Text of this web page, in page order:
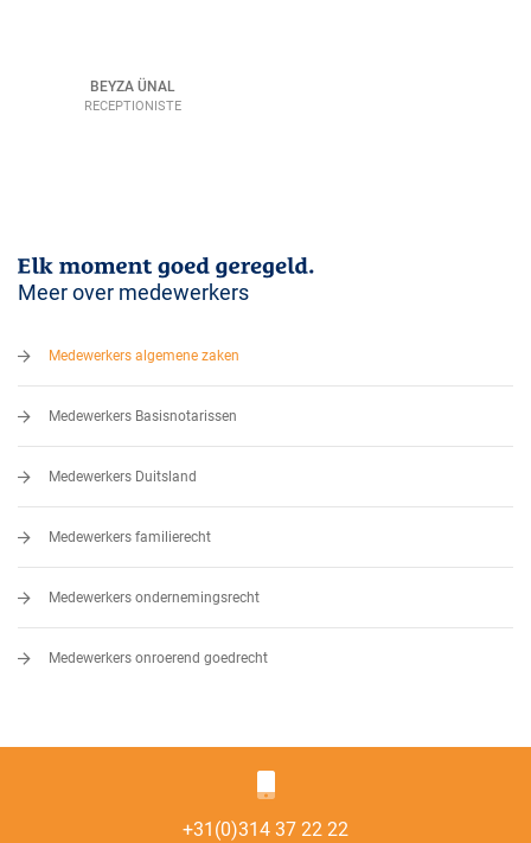
BEYZA ÜNAL
RECEPTIONISTE
Meer over medewerkers
Medewerkers algemene zaken
Medewerkers Basisnotarissen
Medewerkers Duitsland
Medewerkers familierecht
Medewerkers ondernemingsrecht
Medewerkers onroerend goedrecht
+31(0)314 37 22 22